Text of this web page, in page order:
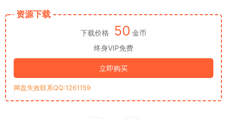
资源下载
下载价格 50 金币
终身VIP免费
立即购买
网盘失效联系QQ:1261159